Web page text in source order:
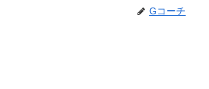
Gコーチ